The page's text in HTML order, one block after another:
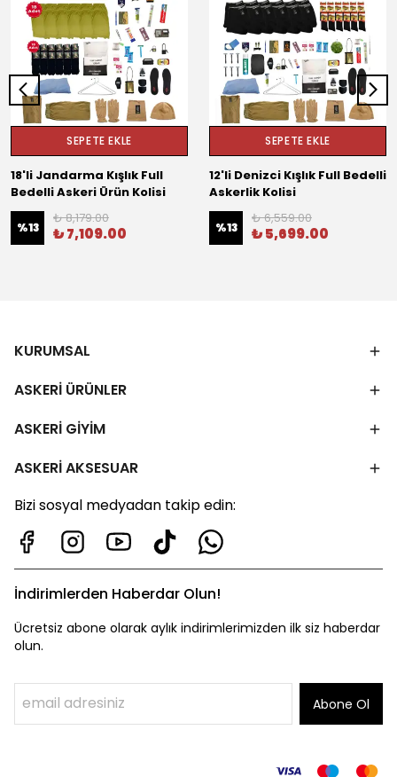
SEPETE EKLE
18'li Jandarma Kışlık Full
Bedelli Askeri Ürün Kolisi
%13
₺ 8,179.00
₺ 7,109.00
SEPETE EKLE
12'li Denizci Kışlık Full Bedelli
Askerlik Kolisi
%13
₺ 6,559.00
₺ 5,699.00
KURUMSAL
ASKERİ ÜRÜNLER
ASKERİ GİYİM
ASKERİ AKSESUAR
Bizi sosyal medyadan takip edin:
İndirimlerden Haberdar Olun!
Ücretsiz abone olarak aylık indirimlerimizden ilk siz haberdar
olun.
Abone Ol